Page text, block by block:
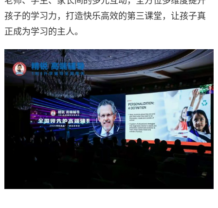
孩子的学习力，打造快乐高效的第三课堂，让孩子真
正成为学习的主人。